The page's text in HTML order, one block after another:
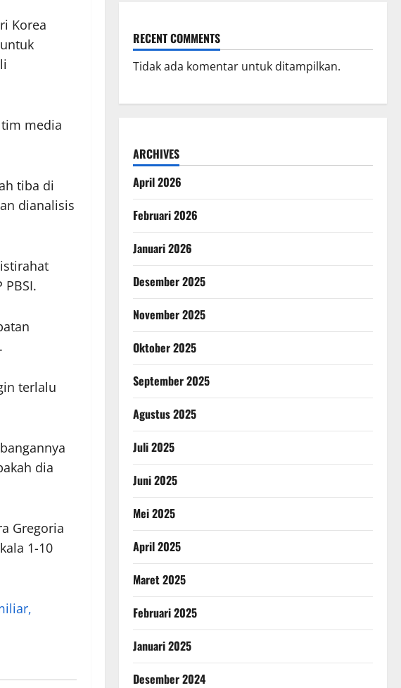
Korea
tim media
tiba di
dianalisis
terlalu
dia
Gregoria
1-10
RECENT COMMENTS
Tidak ada komentar untuk ditampilkan.
ARCHIVES
April 2026
Februari 2026
Januari 2026
Desember 2025
November 2025
Oktober 2025
September 2025
Agustus 2025
Juli 2025
Juni 2025
Mei 2025
April 2025
Maret 2025
Februari 2025
Januari 2025
Desember 2024